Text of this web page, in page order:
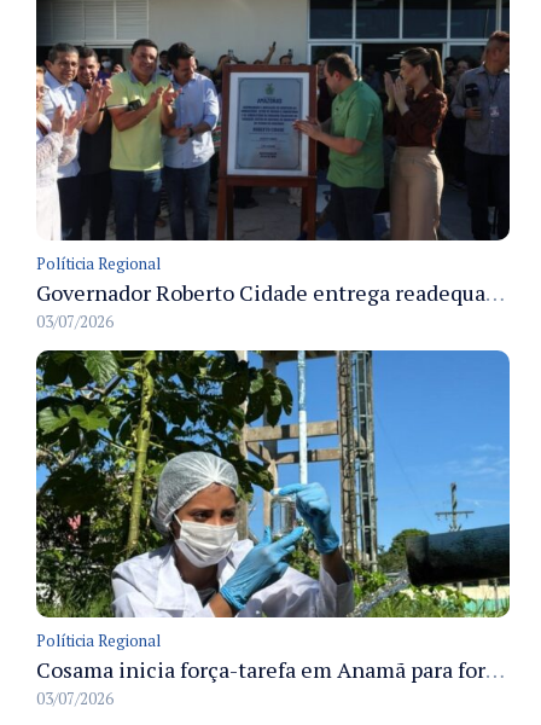
Políticia Regional
Governador Roberto Cidade entrega readequação do ambulatório da FCecon e amplia capacidade de atendimento oncológico em Manaus
03/07/2026
Políticia Regional
Cosama inicia força-tarefa em Anamã para fortalecer abastecimento de água e segurança hídrica da população
03/07/2026